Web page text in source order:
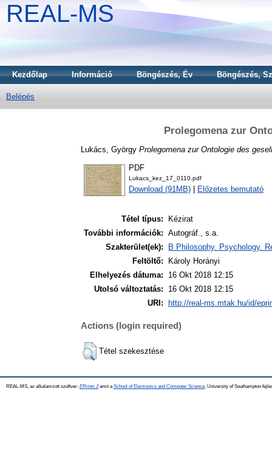
REAL-MS
Kezdőlap Információ Böngészés, Év Böngészés,
Belépés
Prolegomena zur
Lukács, György Prolegomena zur Ontologie des
PDF
Lukacs_kez_17_0110.pdf
Download (91MB) Előzetes bemutató
Tétel típus:
Kézirat
További információk: Autográf., s.a.
Szakterület(ek):
B Philosophy. Psychology.
Feltöltő:
Károly Horányi
Elhelyezés dátuma:
16 Okt 2018 12:15
Utolsó változtatás:
16 Okt 2018 12:15
URI:
http://real-ms.mtak.hu/id/
Actions (login required)
Tétel szekesztése
REAL-MS, az alkalamzott szoftver: EPrints 3amit a School of Electronics and Computer Science , University of Southampton